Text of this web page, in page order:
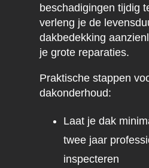
beschadigingen tijdig
verleng je de
dakbedekking
je grote reparaties.
Praktische stappen
dakonderhoud:
Laat je dak
twee jaar
inspecteren